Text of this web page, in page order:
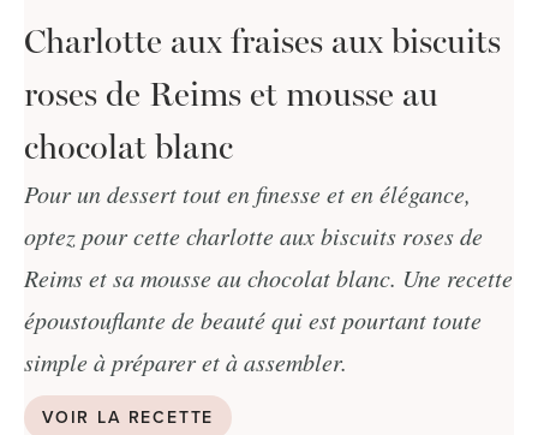
Charlotte aux fraises aux biscuits
roses de Reims et mousse au
chocolat blanc
Pour un dessert tout en finesse et en élégance,
optez pour cette charlotte aux biscuits roses de
Reims et sa mousse au chocolat blanc. Une recette
époustouflante de beauté qui est pourtant toute
simple à préparer et à assembler.
VOIR LA RECETTE